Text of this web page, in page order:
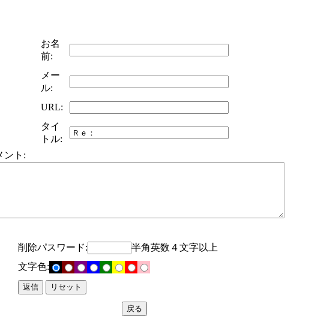
お名
前:
メー
ル:
URL:
タイ
トル:
ント:
削除パスワード:
半角英数４文字以上
文字色: